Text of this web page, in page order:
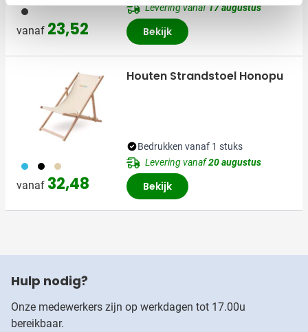
001
vanaf 23,52
Levering vanaf17 augustus
Bekijk
033 001 357
vanaf 32,48
Houten Strandstoel Honopu
Bedrukken vanaf 1 stuks
Levering vanaf20 augustus
Bekijk
Hulp nodig?
Onze medewerkers zijn op werkdagen tot 17.00u
bereikbaar.